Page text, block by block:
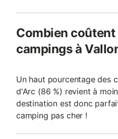
Combien
campings à
Un haut pourcentage des
d'Arc (86 %) revient à
destination est donc
camping pas cher !